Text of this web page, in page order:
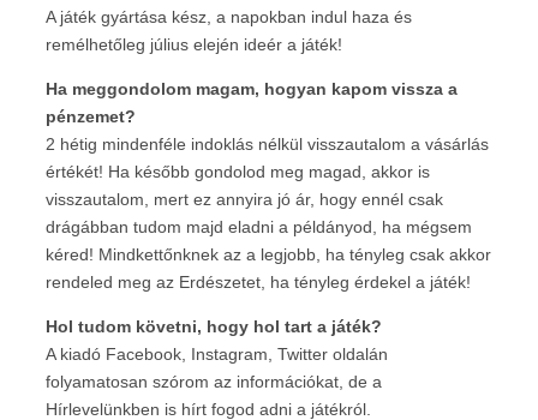
A játék gyártása kész, a napokban indul haza és
remélhetőleg július elején ideér a játék!
Ha meggondolom magam, hogyan kapom vissza a
pénzemet?
2 hétig mindenféle indoklás nélkül visszautalom a vásárlás
értékét! Ha később gondolod meg magad, akkor is
visszautalom, mert ez annyira jó ár, hogy ennél csak
drágábban tudom majd eladni a példányod, ha mégsem
kéred! Mindkettőnknek az a legjobb, ha tényleg csak akkor
rendeled meg az Erdészetet, ha tényleg érdekel a játék!
Hol tudom követni, hogy hol tart a játék?
A kiadó Facebook, Instagram, Twitter oldalán
folyamatosan szórom az információkat, de a
Hírlevelünkben is hírt fogod adni a játékról.